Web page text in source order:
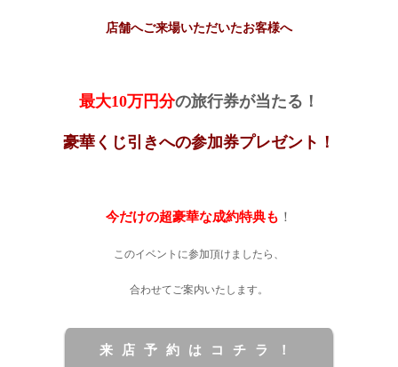
店舗へご来場いただいたお客様へ
最大10万円分の旅行券が当たる！
豪華くじ引きへの参加券プレゼント！
今だけの超豪華な成約特典も ！
このイベントに参加頂けましたら、
合わせてご案内いたします。
来店予約はコチラ！